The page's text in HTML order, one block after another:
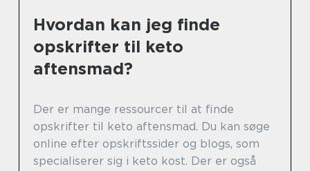
Hvordan kan jeg finde
opskrifter til keto
aftensmad?
Der er mange ressourcer til at finde
opskrifter til keto aftensmad. Du kan søge
online efter opskriftssider og blogs, som
specialiserer sig i keto kost. Der er også